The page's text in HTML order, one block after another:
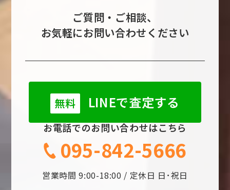
ご質問・ご相談、
お気軽にお問い合わせください
無料 LINEで査定する
お電話でのお問い合わせはこちら
095-842-5666
営業時間 9:00-18:00 / 定休日 日･祝日